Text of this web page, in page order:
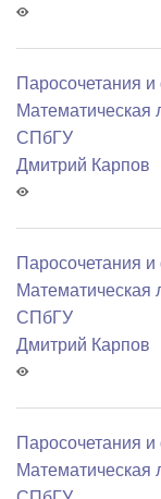
Паросочетания
СПбГУ
Дмитрий Карпов
Паросочетания
СПбГУ
Дмитрий Карпов
Паросочетания